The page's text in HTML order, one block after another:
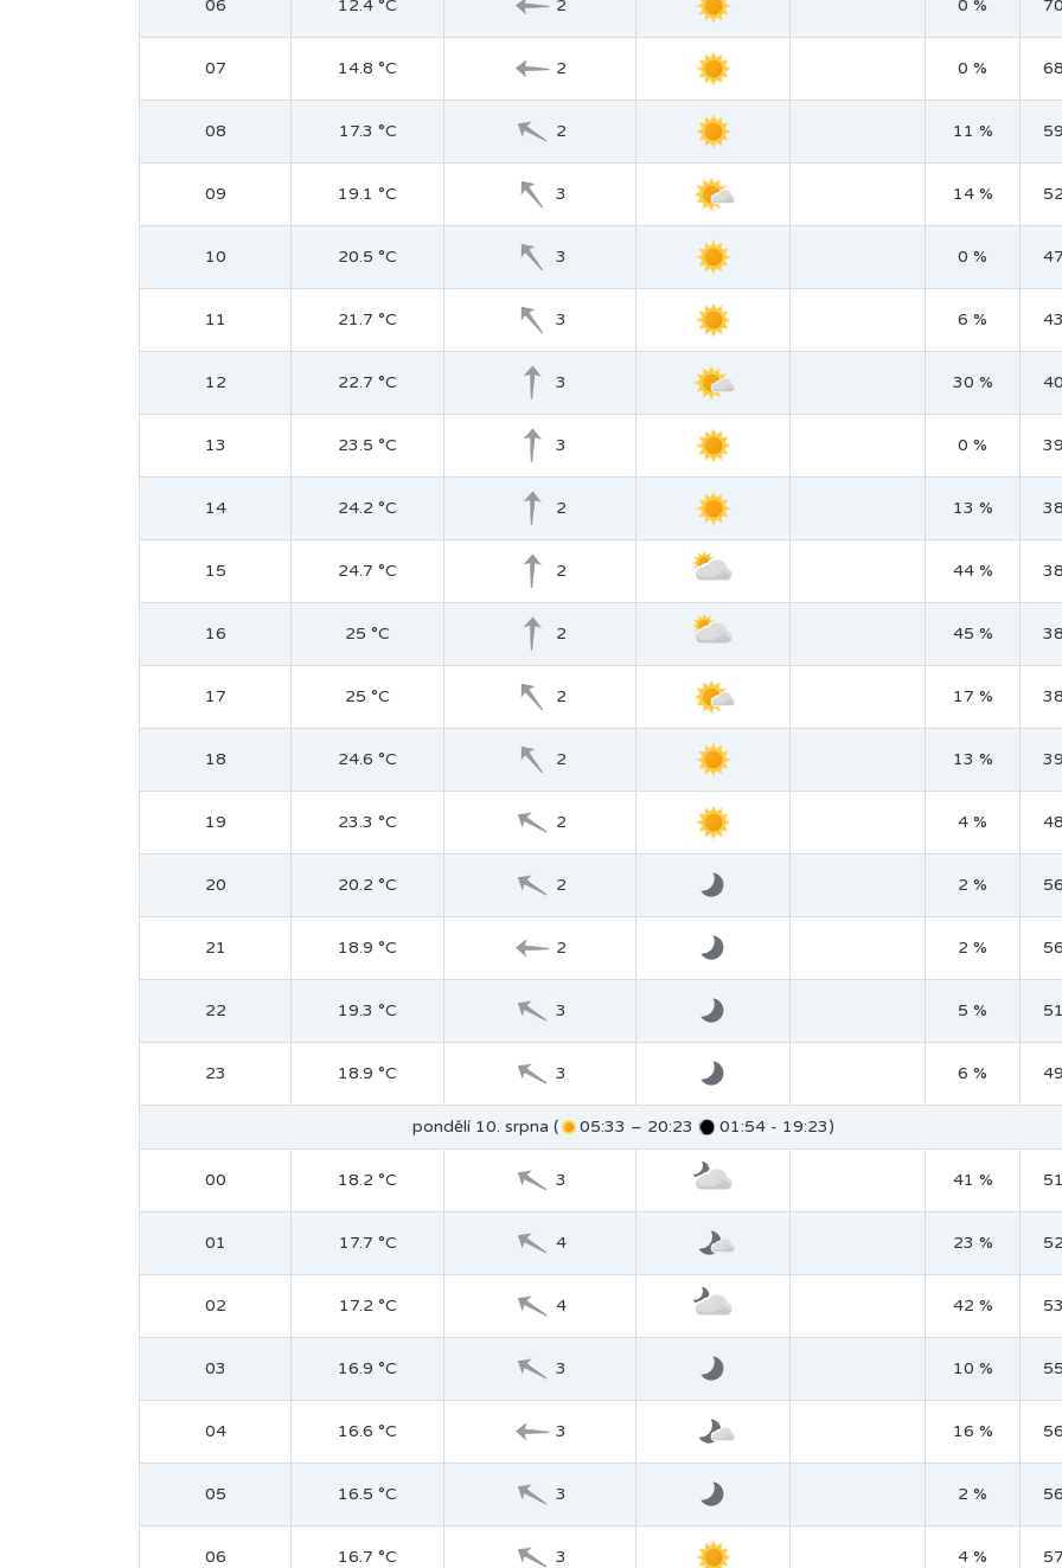
06 12.4 °C 2 0 %
07 14.8 °C 2 0 %
08 17.3 °C 2 11 %
09 19.1 °C 3 14 %
10 20.5 °C 3 0 %
11 21.7 °C 3 6 %
12 22.7 °C 3 30 %
13 23.5 °C 3 0 %
14 24.2 °C 2 13 %
15 24.7 °C 2 44 %
16 25 °C 2 45 %
17 25 °C 2 17 %
18 24.6 °C 2 13 %
19 23.3 °C 2 4 %
20 20.2 °C 2 2 %
21 18.9 °C 2 2 %
22 19.3 °C 3 5 %
23 18.9 °C 3 6 %
pondělí 10. srpna ( 05:33 – 20:23 01:54 - 19:23)
00 18.2 °C 3 41 %
01 17.7 °C 4 23 %
02 17.2 °C 4 42 %
03 16.9 °C 3 10 %
04 16.6 °C 3 16 %
05 16.5 °C 3 2 %
06 16.7 °C 3 4 %